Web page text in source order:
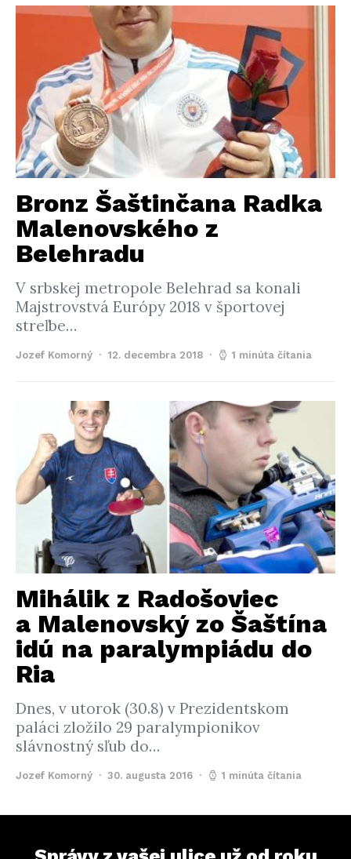
Bronz Šaštinčana Radka
Malenovského z
Belehradu
V srbskej metropole Belehrad sa konali
Majstrovstvá Európy 2018 v športovej
streľbe…
Jozef Komorný 12. decembra 2018 1 minúta čítania
Mihálik z Radošoviec
a Malenovský zo Šaštína
idú na paralympiádu do
Ria
Dnes, v utorok (30.8) v Prezidentskom
paláci zložilo 29 paralympionikov
slávnostný sľub do…
Jozef Komorný 30. augusta 2016 1 minúta čítania